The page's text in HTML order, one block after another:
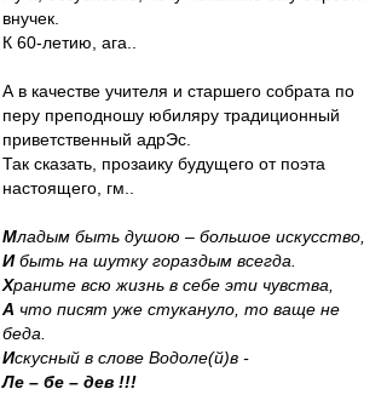
внучек.
К 60-летию, ага..
А в качестве учителя и старшего собрата по
перу преподношу юбиляру традиционный
приветственный адрЭс.
Так сказать, прозаику будущего от поэта
настоящего, гм..
Младым быть душою – большое искусство,
Ибыть на шутку гораздым всегда.
Храните всю жизнь в себе эти чувства,
А что писят уже стукануло, то ваще не
беда.
Искусный в слове Водоле(й)в -
Ле – бе – дев !!!